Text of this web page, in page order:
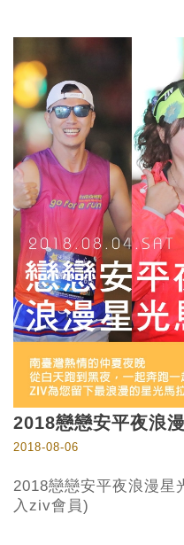
2018戀戀安平夜浪
2018-08-06
2018戀戀安平夜浪漫
入ziv會員)